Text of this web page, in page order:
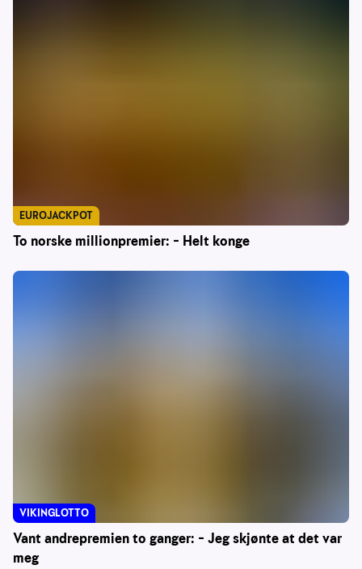
To norske millionpremier: – Helt konge
EUROJACKPOT
Vant andrepremien to ganger: – Jeg skjønte at det var
meg
VIKINGLOTTO